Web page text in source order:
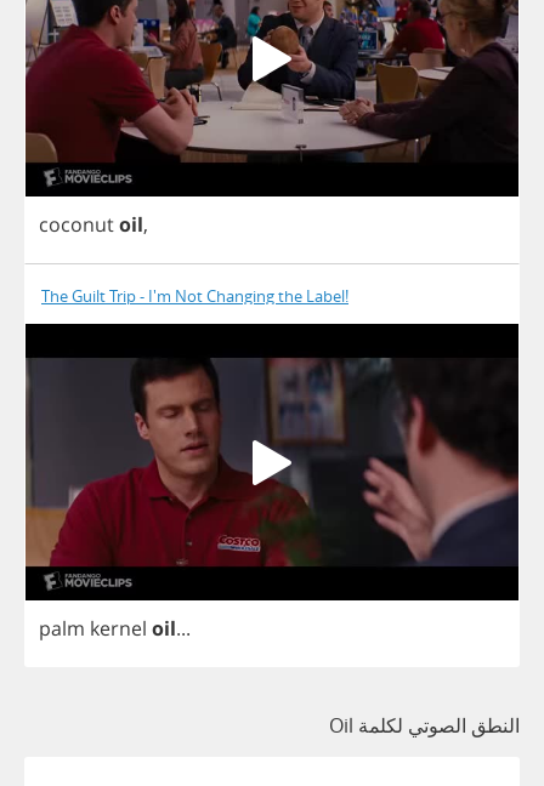
coconutoil,
The Guilt Trip - I'm Not Changing the Label!
palm kernel oil...
النطق الصوتي لكلمة Oil